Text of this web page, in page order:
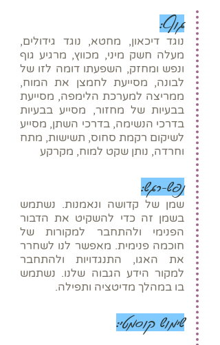
גוף:
נוגד דיכאון, מחטא, נוגד גידולים,
מעלה חשק מיני, מכווץ, מרגיע גוף
ונפש ומחזק, השפעתו דומה לזו של
לבונה, מסייעת לחמצן את המוח,
ממריצה למערכת הלימפה, מסייעת
בבעיות של מחזור, מסייע בבעיות
בדרכי הנשימה, בדרכי השתן, מסייע
לשיקום רקמת סחוס, תשישות, מתח
וחרדה, נותן שקט למוח, מקרקע
נפש-רגש:
שמן של קדושה ונאמנות. נשתמש
בשמן זה כדי להשקיט את הדבור
הפנימי ולהתחבר למקורות של
חוכמה פנימית. מאפשר לנו לשחרר
את האגו, התנגדויות ולהתחבר
למקור הידע הגבוה שלנו. נשתמש
בו במהלך מדיטציה ותפילה.
שימוש קוסמטי: